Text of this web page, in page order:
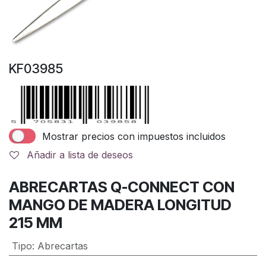
KF03985
Mostrar precios con impuestos incluidos
Añadir a lista de deseos
ABRECARTAS Q-CONNECT CON
MANGO DE MADERA LONGITUD
215 MM
Tipo: Abrecartas